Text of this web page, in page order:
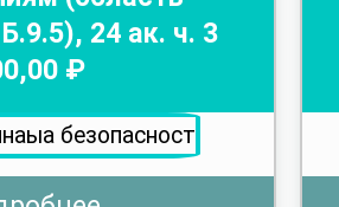
, 24ак. ч. 3
,00 ₽